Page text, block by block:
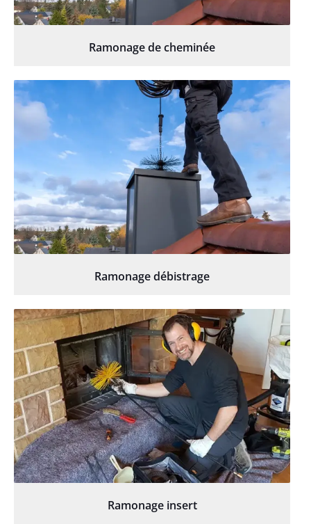
Ramonage de cheminée
Ramonage débistrage
Ramonage insert